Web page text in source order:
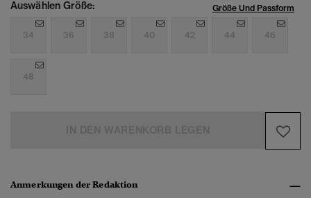
Auswählen Größe: Größe Und Passform
34 36 38 40 42 44 46
48
Anmerkungen der Redaktion